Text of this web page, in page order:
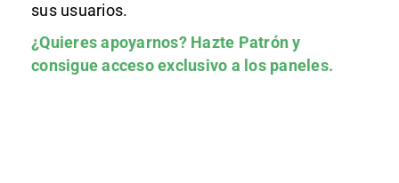
sus usuarios.
¿Quieres apoyarnos? Hazte Patróny
consigue acceso exclusivo a los paneles.